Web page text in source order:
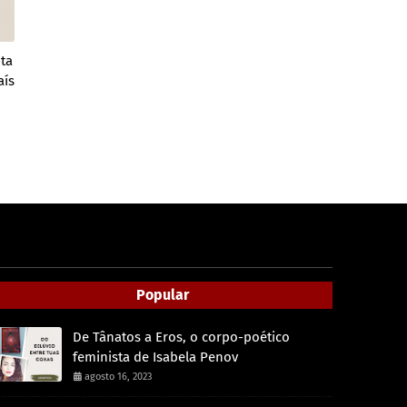
Popular
De Tânatos a Eros, o corpo-poético
feminista de Isabela Penov
agosto 16, 2023